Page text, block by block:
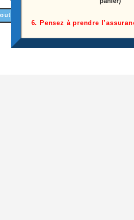
au panier
Ajouter au
6. Pensez à prendre